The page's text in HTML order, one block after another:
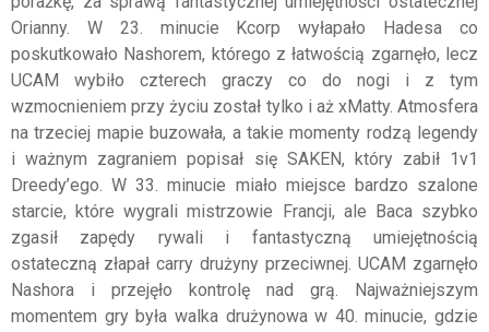
Orianny. W 23. minucie Kcorp wyłapało Hadesa co
poskutkowało Nashorem, którego z łatwością zgarnęło, lecz
UCAM wybiło czterech graczy co do nogi i z tym
wzmocnieniem przy życiu został tylko i aż xMatty. Atmosfera
na trzeciej mapie buzowała, a takie momenty rodzą legendy
i ważnym zagraniem popisał się SAKEN, który zabił 1v1
Dreedy’ego. W 33. minucie miało miejsce bardzo szalone
starcie, które wygrali mistrzowie Francji, ale Baca szybko
zgasił zapędy rywali i fantastyczną umiejętnością
ostateczną złapał carry drużyny przeciwnej. UCAM zgarnęło
Nashora i przejęło kontrolę nad grą. Najważniejszym
momentem gry była walka drużynowa w 40. minucie, gdzie